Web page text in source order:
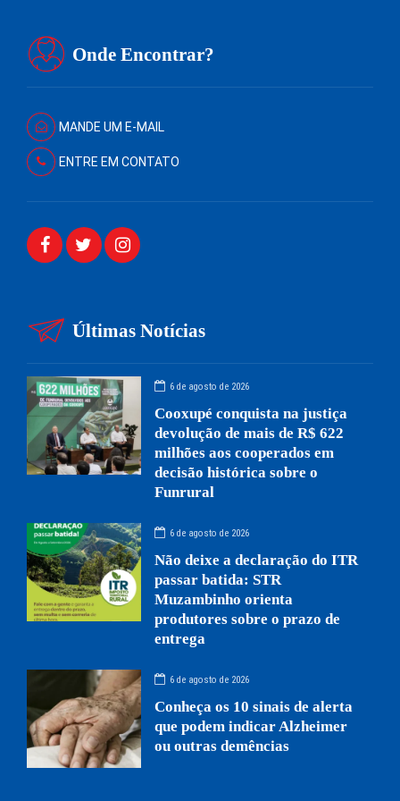
Onde Encontrar?
MANDE UM E-MAIL
ENTRE EM CONTATO
Últimas Notícias
6 de agosto de 2026
Cooxupé conquista na justiça
devolução de mais de R$ 622
milhões aos cooperados em
decisão histórica sobre o
Funrural
6 de agosto de 2026
Não deixe a declaração do ITR
passar batida: STR
Muzambinho orienta
produtores sobre o prazo de
entrega
6 de agosto de 2026
Conheça os 10 sinais de alerta
que podem indicar Alzheimer
ou outras demências